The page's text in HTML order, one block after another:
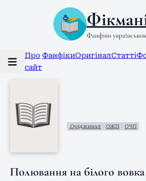
Фанфіки
Про
сайт
ФанфікиОригіналСтатті
.Оріджинал ОЖП ОЧП
Полювання на білого вовка